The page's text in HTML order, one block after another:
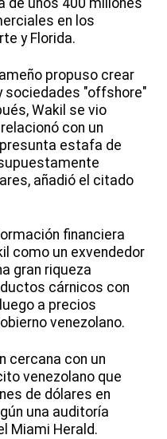
de unos 400 millones
en los
y Florida.
propuso crear
sociedades "offshore"
Wakil se vio
con un
estafa de
añadió el citado
financiera
como un exvendedor
gran riqueza
cárnicos con
a precios
venezolano.
cercana con un
venezolano que
de dólares en
una auditoría
Miami Herald.